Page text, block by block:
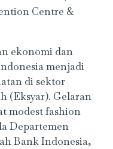
Centre &
ekonomi dan
menjadi
di sektor
(Eksyar). Gelaran
modest fashion
Departemen
Bank Indonesia,